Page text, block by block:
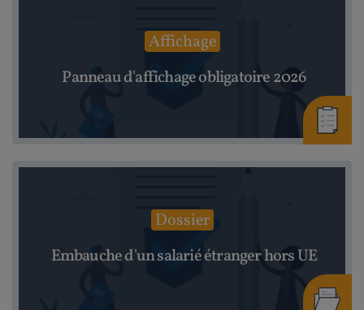
Affichage
Panneau d'affichage obligatoire 2026
Dossier
Embauche d'un salarié étranger hors UE